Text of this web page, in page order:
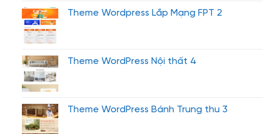
Theme Wordpress Lắp Mạng FPT 2
Theme WordPress Nội thất 4
Theme WordPress Bánh Trung thu 3